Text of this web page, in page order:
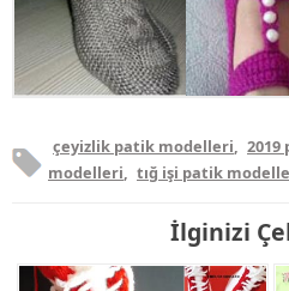
çeyizlik patik modelleri,
modelleri, tığ işi patik
İlginizi